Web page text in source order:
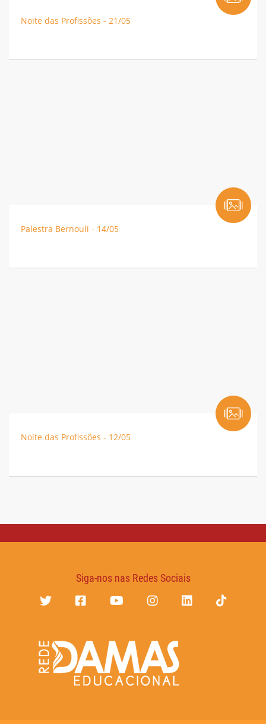
Noite das Profissões - 21/05
Palestra Bernouli - 14/05
Noite das Profissões - 12/05
Siga-nos nas Redes Sociais